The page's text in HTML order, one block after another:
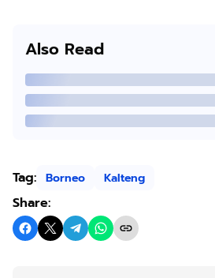
Also Read
Tag: Borneo Kalteng
Share: